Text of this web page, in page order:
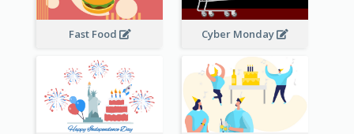
Fast Food Cyber Monday